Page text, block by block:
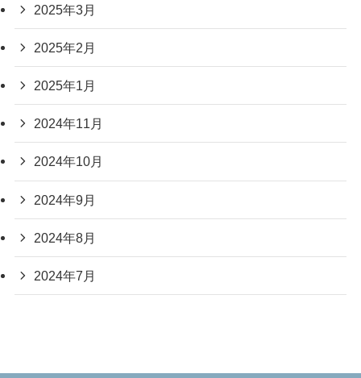
2025年3月
2025年2月
2025年1月
2024年11月
2024年10月
2024年9月
2024年8月
2024年7月